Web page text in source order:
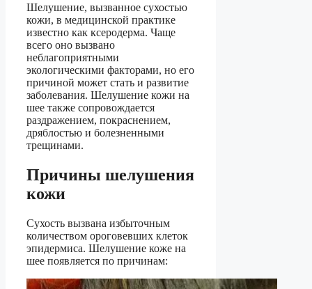
Шелушение, вызванное сухостью
кожи, в медицинской практике
известно как ксеродерма. Чаще
всего оно вызвано
неблагоприятными
экологическими факторами, но его
причиной может стать и развитие
заболевания. Шелушение кожи на
шее также сопровождается
раздражением, покраснением,
дряблостью и болезненными
трещинами.
Причины шелушения
кожи
Сухость вызвана избыточным
количеством ороговевших клеток
эпидермиса. Шелушение коже на
шее появляется по причинам: